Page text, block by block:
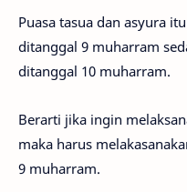
Puasa tasua dan asyura
ditanggal 9 muharram
ditanggal 10 muharram.
Berarti jika ingin
maka harus
9 muharram.